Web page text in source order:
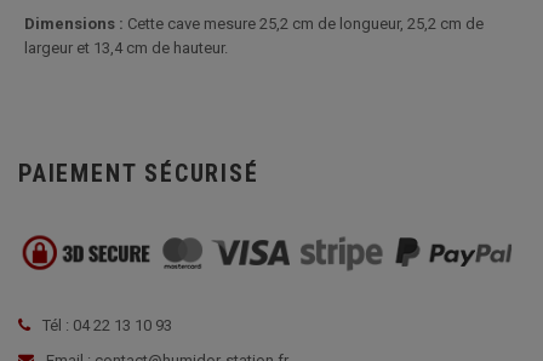
Dimensions : Cette cave mesure 25,2 cm de longueur, 25,2 cm de
largeur et 13,4 cm de hauteur.
PAIEMENT SÉCURISÉ
Tél : 04 22 13 10 93